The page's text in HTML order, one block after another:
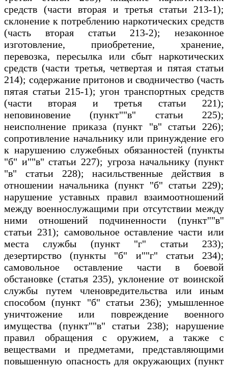
средств (части вторая и третья статьи 213-1);
склонение к потреблению наркотических средств
(часть вторая статьи 213-2); незаконное
изготовление, приобретение, хранение,
перевозка, пересылка или сбыт наркотических
средств (части третья, четвертая и пятая статьи
214); содержание притонов и сводничество (часть
пятая статьи 215-1); угон транспортных средств
(части вторая и третья статьи 221);
неповиновение (пункт""в" статьи 225);
неисполнение приказа (пункт "в" статьи 226);
сопротивление начальнику или принуждение его
к нарушению служебных обязанностей (пункты
"б" и""в" статьи 227); угроза начальнику (пункт
"в" статьи 228); насильственные действия в
отношении начальника (пункт "б" статьи 229);
нарушение уставных правил взаимоотношений
между военнослужащими при отсутствии между
ними отношений подчиненности (пункт""в"
статьи 231); самовольное оставление части или
места службы (пункт "г" статьи 233);
дезертирство (пункты "б" и""г" статьи 234);
самовольное оставление части в боевой
обстановке (статья 235), уклонение от воинской
службы путем членовредительства или иным
способом (пункт "б" статьи 236); умышленное
уничтожение или повреждение военного
имущества (пункт""в" статьи 238); нарушение
правил обращения с оружием, а также с
веществами и предметами, представляющими
повышенную опасность для окружающих (пункт